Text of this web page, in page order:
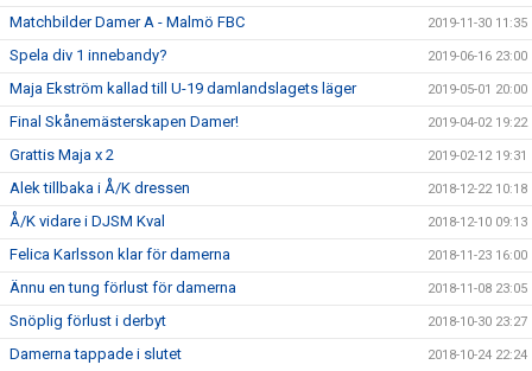
Matchbilder Damer A - Malmö FBC 2019-11-30 11:35
Spela div 1 innebandy? 2019-06-16 23:00
Maja Ekström kallad till U-19 damlandslagets läger 2019-05-01 20:00
Final Skånemästerskapen Damer! 2019-04-02 19:22
Grattis Maja x 2 2019-02-12 19:31
Alek tillbaka i Å/K dressen 2018-12-22 10:18
Å/K vidare i DJSM Kval 2018-12-10 09:13
Felica Karlsson klar för damerna 2018-11-23 16:00
Ännu en tung förlust för damerna 2018-11-08 23:05
Snöplig förlust i derbyt 2018-10-30 23:27
Damerna tappade i slutet 2018-10-24 22:24